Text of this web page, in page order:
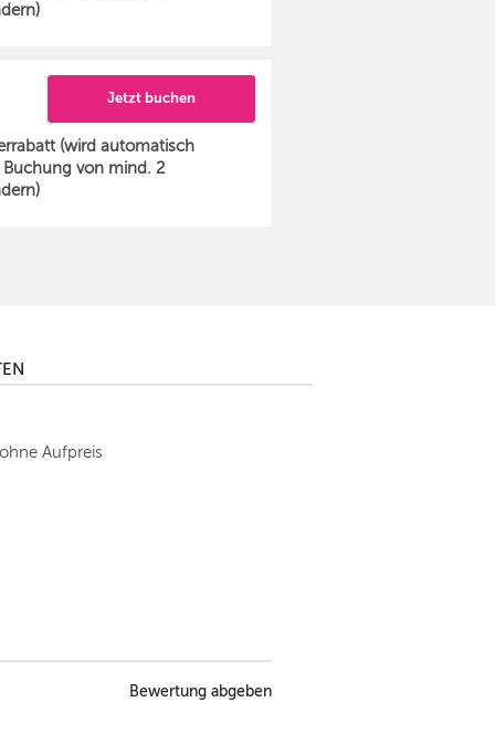
Jetzt buchen
(wird automatisch
von mind. 2
Aufpreis
Bewertung abgeben